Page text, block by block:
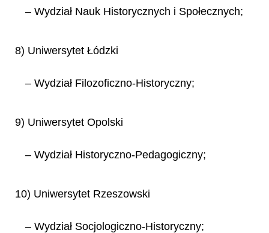
– Wydział Nauk Historycznych i Społecznych;
8) Uniwersytet Łódzki
– Wydział Filozoficzno-Historyczny;
9) Uniwersytet Opolski
– Wydział Historyczno-Pedagogiczny;
10) Uniwersytet Rzeszowski
– Wydział Socjologiczno-Historyczny;